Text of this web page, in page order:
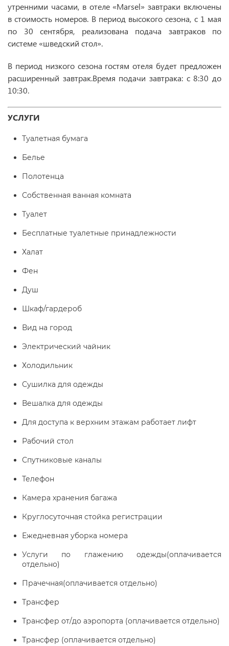
утренними часами, в отеле «Marsel» завтраки включены
в стоимость номеров. В период высокого сезона, с 1 мая
по 30 сентября, реализована подача завтраков по
системе «шведский стол».
В период низкого сезона гостям отеля будет предложен
расширенный завтрак.Время подачи завтрака: с 8:30 до
10:30.
УСЛУГИ
Туалетная бумага
Белье
Полотенца
Собственная ванная комната
Туалет
Бесплатные туалетные принадлежности
Халат
Фен
Душ
Шкаф/гардероб
Вид на город
Электрический чайник
Холодильник
Сушилка для одежды
Вешалка для одежды
Для доступа к верхним этажам работает лифт
Рабочий стол
Спутниковые каналы
Телефон
Камера хранения багажа
Круглосуточная стойка регистрации
Ежедневная уборка номера
Услуги по глажению одежды(оплачивается
отдельно)
Прачечная(оплачивается отдельно)
Трансфер
Трансфер от/до аэропорта (оплачивается отдельно)
Трансфер (оплачивается отдельно)